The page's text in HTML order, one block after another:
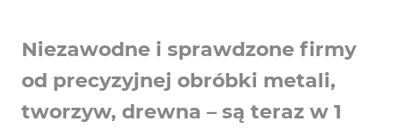
Niezawodne i sprawdzone firmy
od precyzyjnej obróbki metali,
tworzyw, drewna – są teraz w 1